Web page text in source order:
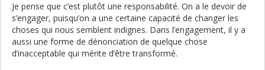
Je pense que c’est plutôt une responsabilité. On a le devoir de
s’engager, puisqu’on a une certaine capacité de changer les
choses qui nous semblent indignes. Dans l’engagement, il y a
aussi une forme de dénonciation de quelque chose
d’inacceptable qui mérite d’être transformé.